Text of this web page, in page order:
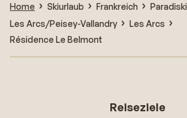
Home Skiurlaub Frankreich
Paradiski
Les Arcs/Peisey-Vallandry
Les Arcs
Résidence Le Belmont
Reiseziele